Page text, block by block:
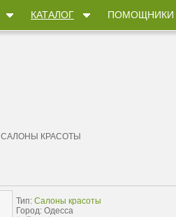
КАТАЛОГ ПОМОЩНИКИ
САЛОНЫ КРАСОТЫ
Тип: Салоны красоты
Город: Одесса